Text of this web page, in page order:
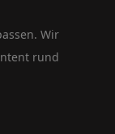
Wir
rund